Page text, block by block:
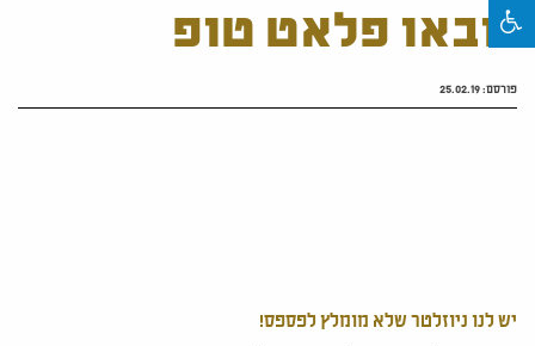
נובאו פלאט טופ
פורסם:25.02.19
יש לנו ניוזלטר שלא מומלץ לפספס!